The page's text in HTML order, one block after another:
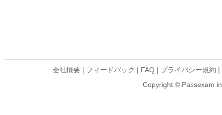
会社概要 | フィードバック | FAQ | プライバシー規約 |
Copyright © Passexam